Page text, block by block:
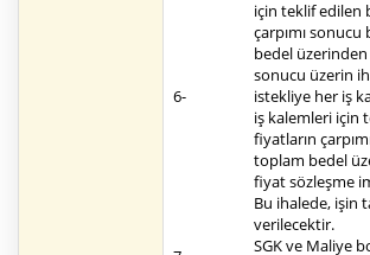
6-
için teklif edilen
çarpımı
bedel
sonucu üzerin
istekliye her iş
iş kalemleri için
fiyatların
toplam bedel
fiyat sözleşme
Bu ihalede, işin
verilecektir.
SGK ve Maliye